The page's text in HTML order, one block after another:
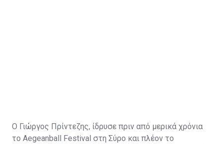
Ο Γιώργος Πρίντεζης, ίδρυσε πριν από μερικά χρόνια
το Aegeanball Festival στη Σύρο και πλέον το